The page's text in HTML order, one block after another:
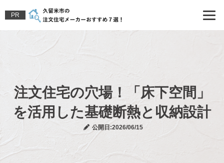
PR
注文住宅の穴場！「床下空間」
を活用した基礎断熱と収納設計
公開日:2026/06/15